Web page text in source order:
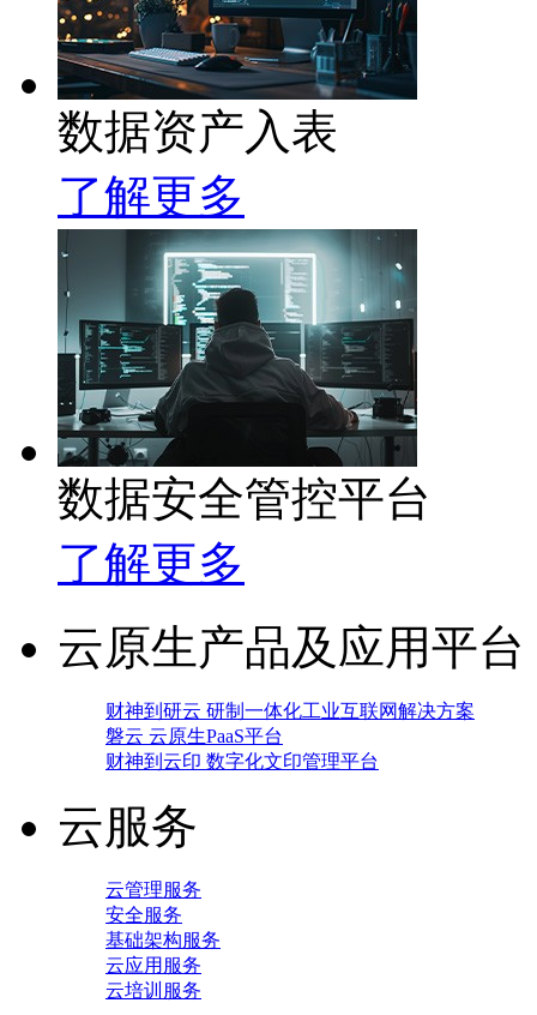
数据资产入表
了解更多
数据安全管控平台
了解更多
云原生产品及应用平台
财神到研云 研制一体化工业互联网解决方案
磐云 云原生PaaS平台
财神到云印 数字化文印管理平台
云服务
云管理服务
安全服务
基础架构服务
云应用服务
云培训服务